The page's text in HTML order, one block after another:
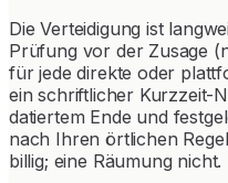
Die Verteidigung ist
Prüfung vor der Zusage
für jede direkte oder
ein schriftlicher Kurzzeit-
datiertem Ende und
nach Ihren örtlichen
billig; eine Räumung nicht.